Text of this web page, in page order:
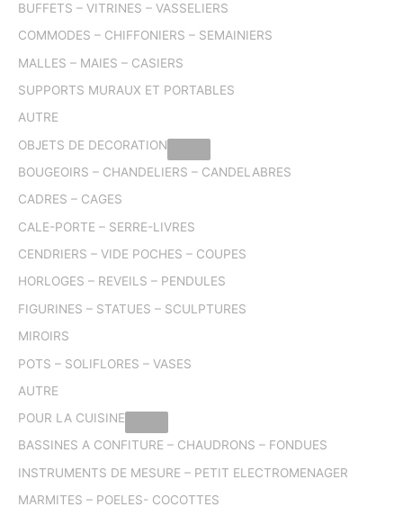
BUFFETS – VITRINES – VASSELIERS
COMMODES – CHIFFONIERS – SEMAINIERS
MALLES – MAIES – CASIERS
SUPPORTS MURAUX ET PORTABLES
AUTRE
OBJETS DE DECORATION
BOUGEOIRS – CHANDELIERS – CANDELABRES
CADRES – CAGES
CALE-PORTE – SERRE-LIVRES
CENDRIERS – VIDE POCHES – COUPES
HORLOGES – REVEILS – PENDULES
FIGURINES – STATUES – SCULPTURES
MIROIRS
POTS – SOLIFLORES – VASES
AUTRE
POUR LA CUISINE
BASSINES A CONFITURE – CHAUDRONS – FONDUES
INSTRUMENTS DE MESURE – PETIT ELECTROMENAGER
MARMITES – POELES- COCOTTES